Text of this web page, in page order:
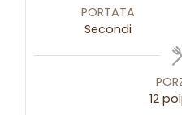
PORTATA
Secondi
12